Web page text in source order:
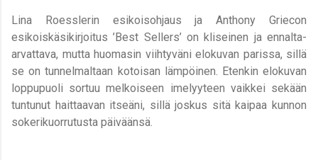
Lina Roesslerin esikoisohjaus ja Anthony Griecon
esikoiskäsikirjoitus ’Best Sellers’ on kliseinen ja ennalta-
arvattava, mutta huomasin viihtyväni elokuvan parissa, sillä
se on tunnelmaltaan kotoisan lämpöinen. Etenkin elokuvan
loppupuoli sortuu melkoiseen imelyyteen vaikkei sekään
tuntunut haittaavan itseäni, sillä joskus sitä kaipaa kunnon
sokerikuorrutusta päiväänsä.